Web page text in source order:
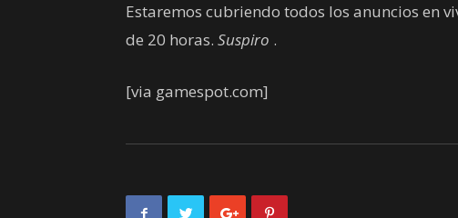
Estaremos cubriendo todos los anuncios en
de 20 horas. Suspiro .
[via gamespot.com]